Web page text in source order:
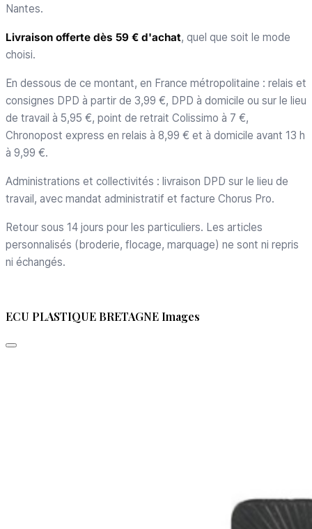
Nantes.
Livraison offerte dès 59 € d'achat, quel que soit le mode
choisi.
En dessous de ce montant, en France métropolitaine : relais et
consignes DPD à partir de 3,99 €, DPD à domicile ou sur le lieu
de travail à 5,95 €, point de retrait Colissimo à 7 €,
Chronopost express en relais à 8,99 € et à domicile avant 13 h
à 9,99 €.
Administrations et collectivités : livraison DPD sur le lieu de
travail, avec mandat administratif et facture Chorus Pro.
Retour sous 14 jours pour les particuliers. Les articles
personnalisés (broderie, flocage, marquage) ne sont ni repris
ni échangés.
ECU PLASTIQUE BRETAGNE Images